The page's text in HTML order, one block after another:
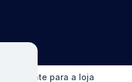
somente para a loja